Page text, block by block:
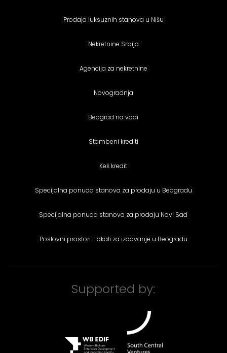
Prodaja luksuznih stanova u Nišu
Nekretnine Srbija
Agencija za nekretnine
Novogradnja
Beograd na vodi
Stambeni krediti
Keš kredit
Specijalna ponuda stanova za prodaju u Beogradu
Specijalna ponuda stanova za prodaju Novi Sad
Poslovni prostori i lokali za izdavanje u Beogradu
Supported by: